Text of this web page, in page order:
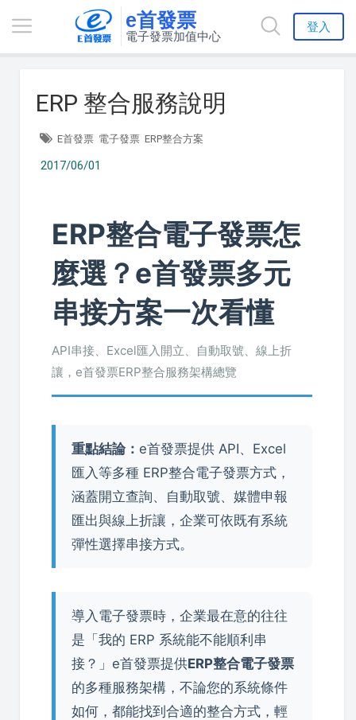
e首發票
電子發票加值中心
登入
ERP 整合服務說明
E首發票 電子發票 ERP整合方案
2017/06/01
ERP整合電子發票怎
麼選？e首發票多元
串接方案一次看懂
API串接、Excel匯入開立、自動取號、線上折
讓，e首發票ERP整合服務架構總覽
重點結論： e首發票提供 API、Excel
匯入等多種 ERP整合電子發票方式，
涵蓋開立查詢、自動取號、媒體申報
匯出與線上折讓，企業可依既有系統
彈性選擇串接方式。
導入電子發票時，企業最在意的往往
是「我的 ERP 系統能不能順利串
接？」e首發票提供ERP整合電子發票
的多種服務架構，不論您的系統條件
如何，都能找到合適的整合方式，輕